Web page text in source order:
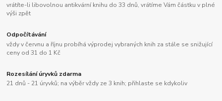
vrátíte-li libovolnou antikvární knihu do 33 dnů, vrátíme Vám částku v plné
výši zpět
Odpočítávání
vždy v červnu a říjnu probíhá výprodej vybraných knih za stále se snižující
ceny od 31 do 1 Kč
Rozesílání úryvků zdarma
21 dnů - 21 úryvků; na výběr vždy ze 3 knih; přihlaste se kdykoliv